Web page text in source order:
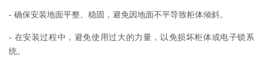
- 确保安装地面平整、稳固，避免因地面不平导致柜体倾斜。
- 在安装过程中，避免使用过大的力量，以免损坏柜体或电子锁系
统。